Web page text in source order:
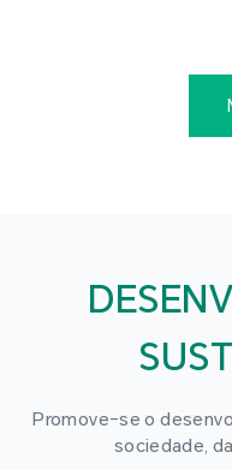
Promove-se o
sociedade,